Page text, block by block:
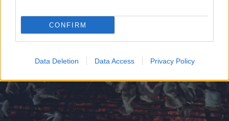
CONFIRM
Data Deletion Data Access Privacy Policy
οι κανόνες δεν είναι ίδιοι για όλους